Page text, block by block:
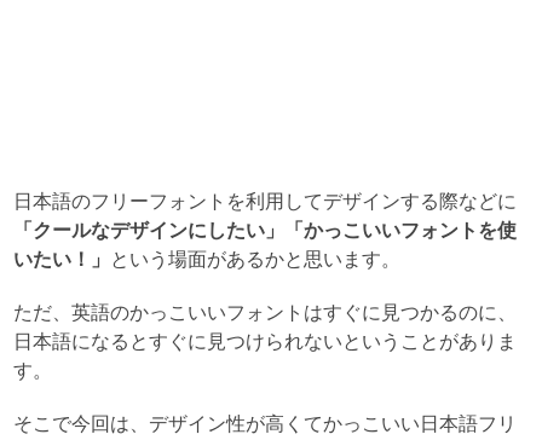
日本語のフリーフォントを利用してデザインする際などに
「クールなデザインにしたい」「かっこいいフォントを使
いたい！」
という場面があるかと思います。
ただ、英語のかっこいいフォントはすぐに見つかるのに、
日本語になるとすぐに見つけられないということがありま
す。
そこで今回は、デザイン性が高くてかっこいい日本語フリ